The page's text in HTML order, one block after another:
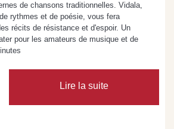
de chansons traditionnelles. Vidala,
rythmes et de poésie, vous fera
récits de résistance et d'espoir. Un
pour les amateurs de musique et de
Lire la suite